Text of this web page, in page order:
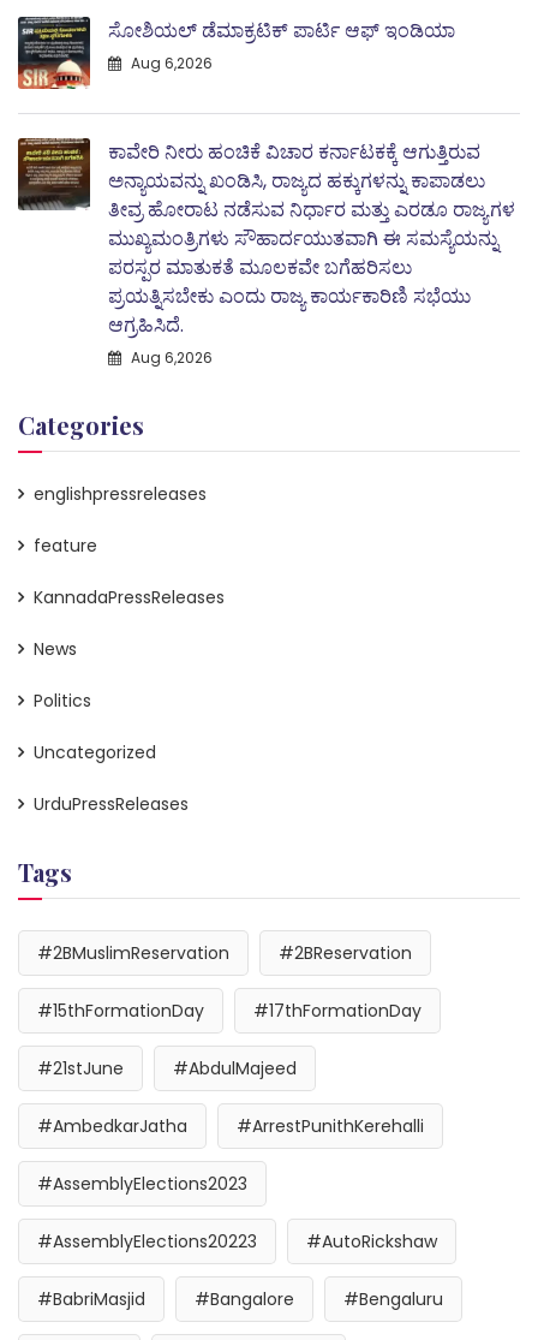
ಸೋಶಿಯಲ್ ಡೆಮಾಕ್ರಟಿಕ್ ಪಾರ್ಟಿ ಆಫ್ ಇಂಡಿಯಾ
Aug 6,2026
ಕಾವೇರಿ ನೀರು ಹಂಚಿಕೆ ವಿಚಾರ ಕರ್ನಾಟಕಕ್ಕೆ ಆಗುತ್ತಿರುವ
ಅನ್ಯಾಯವನ್ನು ಖಂಡಿಸಿ, ರಾಜ್ಯದ ಹಕ್ಕುಗಳನ್ನು ಕಾಪಾಡಲು
ತೀವ್ರ ಹೋರಾಟ ನಡೆಸುವ ನಿರ್ಧಾರ ಮತ್ತು ಎರಡೂ ರಾಜ್ಯಗಳ
ಮುಖ್ಯಮಂತ್ರಿಗಳು ಸೌಹಾರ್ದಯುತವಾಗಿ ಈ ಸಮಸ್ಯೆಯನ್ನು
ಪರಸ್ಪರ ಮಾತುಕತೆ ಮೂಲಕವೇ ಬಗೆಹರಿಸಲು
ಪ್ರಯತ್ನಿಸಬೇಕು ಎಂದು ರಾಜ್ಯ ಕಾರ್ಯಕಾರಿಣಿ ಸಭೆಯು
ಆಗ್ರಹಿಸಿದೆ.
Aug 6,2026
Categories
englishpressreleases
feature
KannadaPressReleases
News
Politics
Uncategorized
UrduPressReleases
Tags
#2BMuslimReservation #2BReservation
#15thFormationDay #17thFormationDay
#21stJune #AbdulMajeed
#AmbedkarJatha #ArrestPunithKerehalli
#AssemblyElections2023
#AssemblyElections20223 #AutoRickshaw
#BabriMasjid #Bangalore #Bengaluru